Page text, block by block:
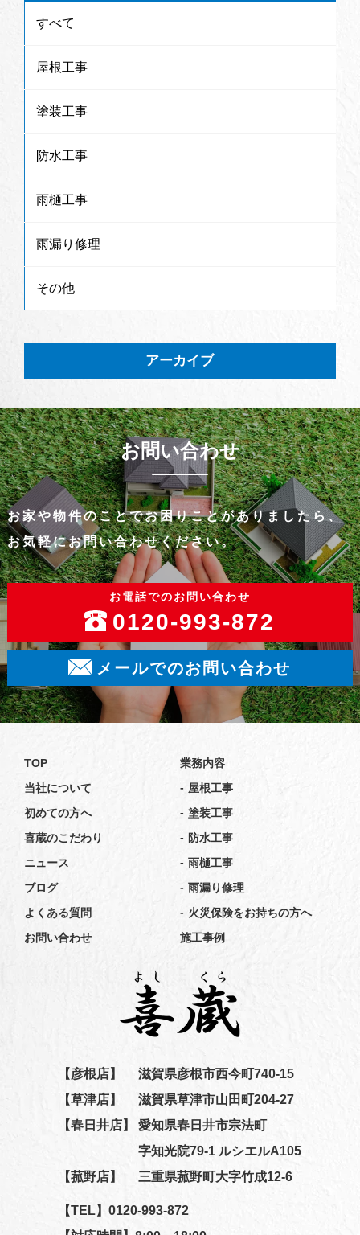
すべて
屋根工事
塗装工事
防水工事
雨樋工事
雨漏り修理
その他
アーカイブ
お問い合わせ
お家や物件のことでお困りことがありましたら、
お気軽にお問い合わせください。
お電話でのお問い合わせ
0120-993-872
メールでのお問い合わせ
【彦根店】
滋賀県彦根市西今町740-15
【草津店】
滋賀県草津市山田町204-27
【春日井店】
愛知県春日井市宗法町
字知光院79-1 ルシエルA105
【菰野店】
三重県菰野町大字竹成12-6
【TEL】0120-993-872
TOP
当社について
初めての方へ
喜蔵のこだわり
ニュース
ブログ
よくある質問
お問い合わせ
業務内容
- 屋根工事
- 塗装工事
- 防水工事
- 雨樋工事
- 雨漏り修理
- 火災保険をお持ちの方へ
施工事例